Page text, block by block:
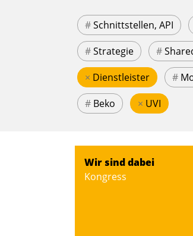
#Schnittstellen, API
#Strategie #
× Dienstleister #
# Beko × UVI
Wir sind dabei
Kongress